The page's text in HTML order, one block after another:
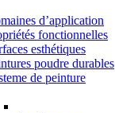
d’application
fonctionnelles
esthétiques
poudre durables
de peinture